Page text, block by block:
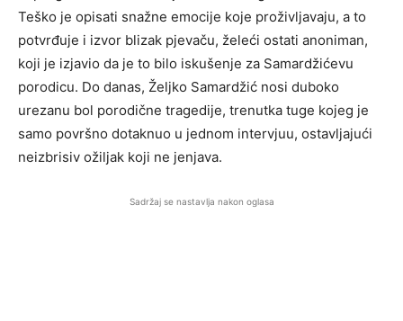
Teško je opisati snažne emocije koje proživljavaju, a to
potvrđuje i izvor blizak pjevaču, želeći ostati anoniman,
koji je izjavio da je to bilo iskušenje za Samardžićevu
porodicu. Do danas, Željko Samardžić nosi duboko
urezanu bol porodične tragedije, trenutka tuge kojeg je
samo površno dotaknuo u jednom intervjuu, ostavljajući
neizbrisiv ožiljak koji ne jenjava.
Sadržaj se nastavlja nakon oglasa